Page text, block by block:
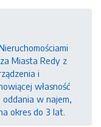
Miasta Redy z
i
własność
w najem,
okres do 3 lat.